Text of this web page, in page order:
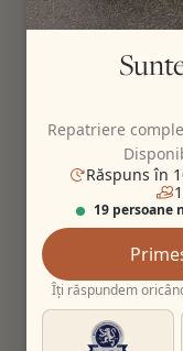
Repatriere
Răspuns în
19 persoane
Îți răspundem